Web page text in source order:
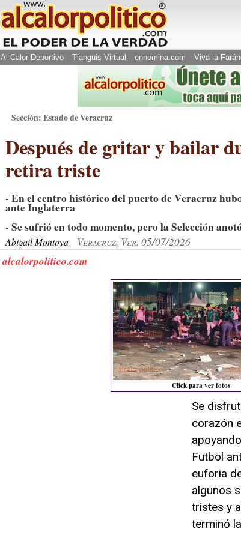
Al Calor Deportivo Tianguis Virtual ennomina.com Viva la
Sección: Estado de Veracruz
Después de gritar y bailar
retira triste
- En el centro histórico del puerto de Veracruz
ante Inglaterra
- Se sufrió en todo momento, pero la Selección
Abigail Montoya Veracruz, Ver. 05/07/2026
alcalorpolitico.com
Click para ver fotos
Se
corazón
Futbol
euforia
algunos
tristes y
terminó